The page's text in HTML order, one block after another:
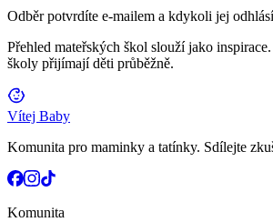
Odběr potvrdíte e-mailem a kdykoli jej
Přehled mateřských škol slouží jako
školy přijímají děti průběžně.
Vítej Baby
Komunita pro maminky a tatínky. Sdílejte
Komunita